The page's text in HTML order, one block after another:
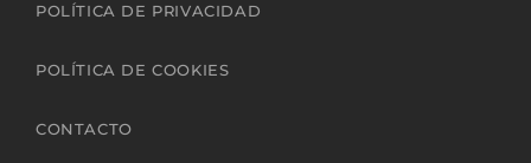
POLÍTICA DE PRIVACIDAD
POLÍTICA DE COOKIES
CONTACTO